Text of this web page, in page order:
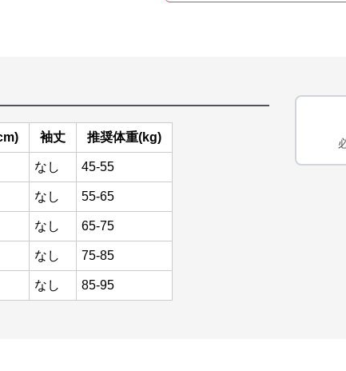
袖丈 推奨体重(kg)
なし 45-55
なし 55-65
なし 65-75
なし 75-85
なし 85-95